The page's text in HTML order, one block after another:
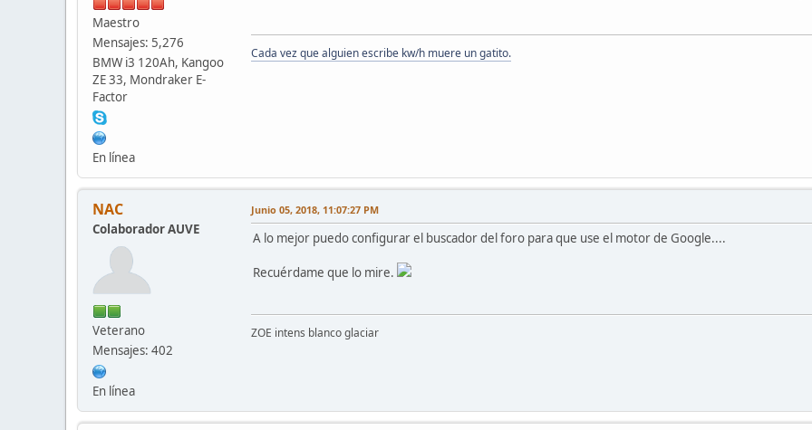
Maestro
Mensajes: 5,276
BMW i3 120Ah, Kangoo
ZE 33, Mondraker E-
Factor
En línea
Cada vez que alguien escribe kw/h muere un gatito.
NAC
Colaborador AUVE
Veterano
Mensajes: 402
En línea
Junio 05, 2018, 11:07:27 PM
A lo mejor puedo configurar el buscador del foro para que use el motor de Google....
Recuérdame que lo mire.
ZOE intens blanco glaciar